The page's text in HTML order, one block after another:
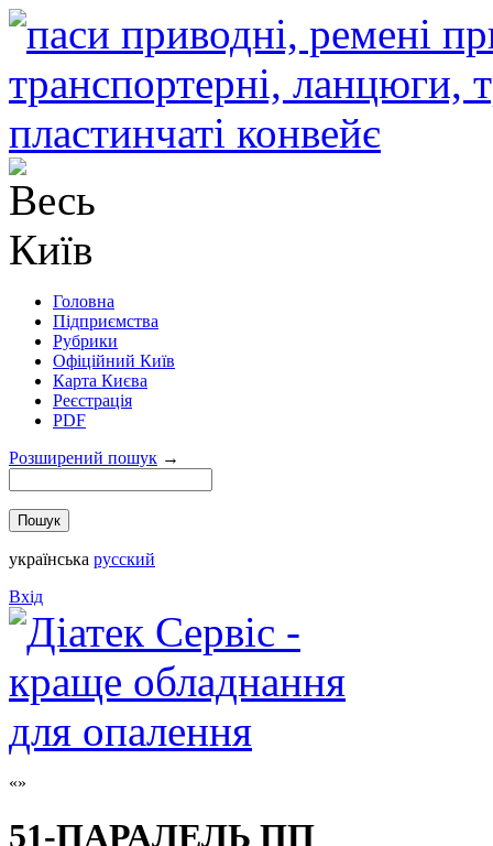
Головна
Підприємства
Рубрики
Офіційний Київ
Карта Києва
Реєстрація
PDF
Розширений пошук →
українська русский
Вхід
51-ПАРАЛЕЛЬ ПП